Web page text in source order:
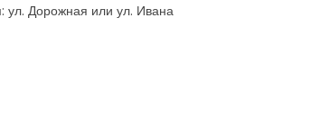
ул. Дорожная или ул. Ивана